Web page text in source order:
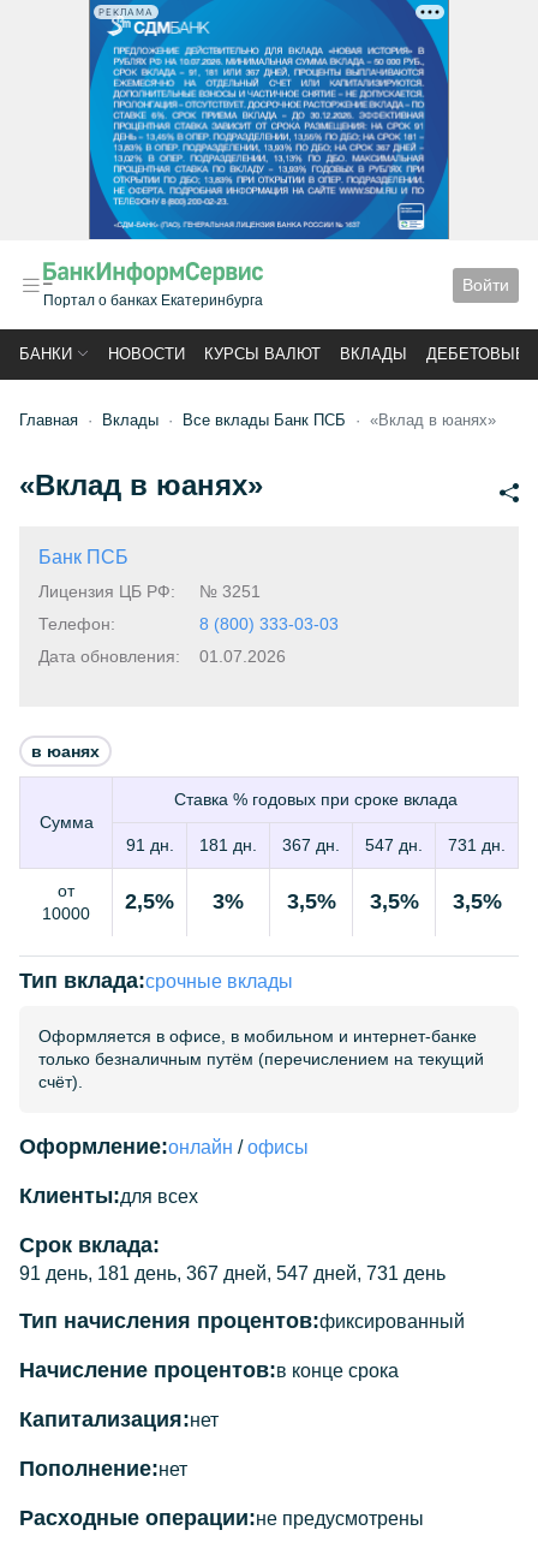
РЕКЛАМА
Портал о банках Екатеринбурга
Войти
БАНКИ НОВОСТИ КУРСЫ ВАЛЮТ ВКЛАДЫ ДЕБЕТОВЫЕ
Главная Вклады Все вклады Банк ПСБ «Вклад в юанях»
«Вклад в юанях»
Банк ПСБ
Лицензия ЦБ РФ:
№ 3251
Телефон:
8 (800) 333-03-03
Дата обновления:
01.07.2026
в юанях
Сумма
Ставка % годовых при сроке вклада
91 дн. 181 дн. 367 дн. 547 дн. 731 дн.
от
10000
2,5% 3% 3,5% 3,5% 3,5%
Тип вклада:срочные вклады
Оформляется в офисе, в мобильном и интернет-банке
только безналичным путём (перечислением на текущий
счёт).
Оформление:онлайн /офисы
Клиенты:для всех
Срок вклада:
91 день, 181 день, 367 дней, 547 дней, 731 день
Тип начисления процентов:фиксированный
Начисление процентов:в конце срока
Капитализация:нет
Пополнение:нет
Расходные операции:не предусмотрены